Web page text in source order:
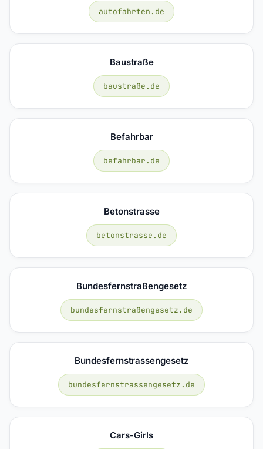
autofahrten.de
Baustraße
baustraße.de
Befahrbar
befahrbar.de
Betonstrasse
betonstrasse.de
Bundesfernstraßengesetz
bundesfernstraßengesetz.de
Bundesfernstrassengesetz
bundesfernstrassengesetz.de
Cars-Girls